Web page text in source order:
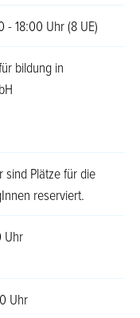
18:00 Uhr (8 UE)
bildung in
sind Plätze für die
reserviert.
Uhr
Uhr